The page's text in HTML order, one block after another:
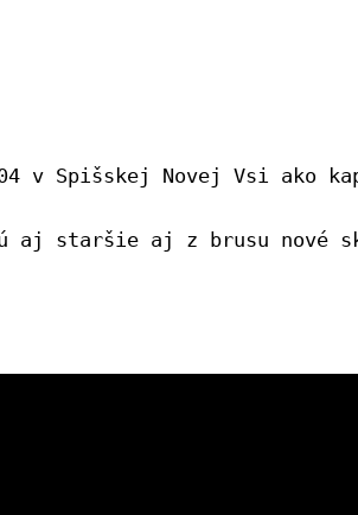
v Spišskej Novej Vsi